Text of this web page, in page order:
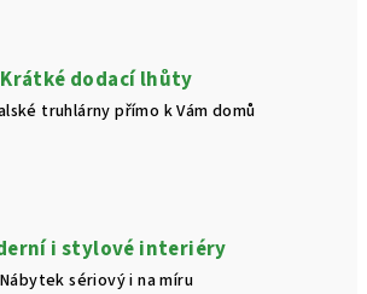
Krátké dodací lhůty
truhlárny přímo k Vám domů
i stylové interiéry
Nábytek sériový i na míru